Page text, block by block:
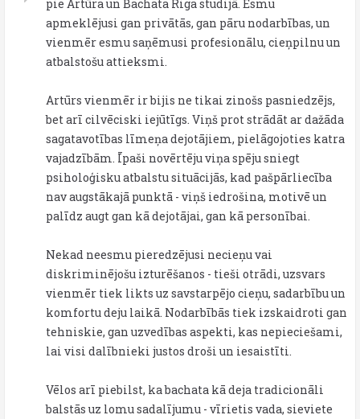
pie Artūra un Bachata Riga studijā. Esmu
apmeklējusi gan privātās, gan pāru nodarbības, un
vienmēr esmu saņēmusi profesionālu, cieņpilnu un
atbalstošu attieksmi.
Artūrs vienmēr ir bijis ne tikai zinošs pasniedzējs,
bet arī cilvēciski iejūtīgs. Viņš prot strādāt ar dažāda
sagatavotības līmeņa dejotājiem, pielāgojoties katra
vajadzībām. Īpaši novērtēju viņa spēju sniegt
psiholoģisku atbalstu situācijās, kad pašpārliecība
nav augstākajā punktā - viņš iedrošina, motivē un
palīdz augt gan kā dejotājai, gan kā personībai.
Nekad neesmu pieredzējusi necieņu vai
diskriminējošu izturēšanos - tieši otrādi, uzsvars
vienmēr tiek likts uz savstarpējo cieņu, sadarbību un
komfortu deju laikā. Nodarbībās tiek izskaidroti gan
tehniskie, gan uzvedības aspekti, kas nepieciešami,
lai visi dalībnieki justos droši un iesaistīti.
Vēlos arī piebilst, ka bachata kā deja tradicionāli
balstās uz lomu sadalījumu - vīrietis vada, sieviete